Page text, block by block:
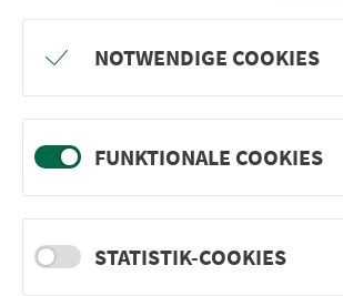
Abzw. Fichtelberg
Neubau (b.Fichtelb) Fichtelsee
Neubau (b. Fichtelberg)
Fichtelberg Busbahnhof
Mehlmeisel Bärenschlag
Mehlmeisel Neugrüner Str.
NOTWENDIGE COOKIES
FUNKTIONALE COOKIES
STATISTIK-COOKIES